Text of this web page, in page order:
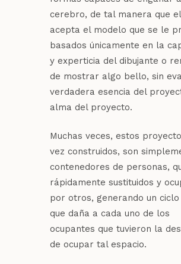
cerebro, de tal manera que
acepta el modelo que se le
basados únicamente en la
y experticia del dibujante o
de mostrar algo bello, sin
verdadera esencia del
alma del proyecto.
Muchas veces, estos
vez construidos, son
contenedores de personas,
rápidamente sustituidos y
por otros, generando un ciclo
que daña a cada uno de los
ocupantes que tuvieron la
de ocupar tal espacio.